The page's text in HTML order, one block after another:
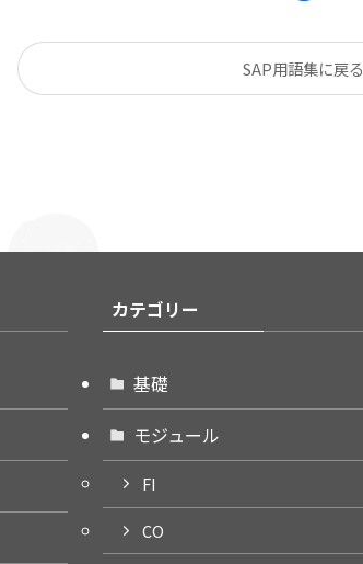
SAP用語集に戻る
カテゴリー
基礎
モジュール
FI
CO